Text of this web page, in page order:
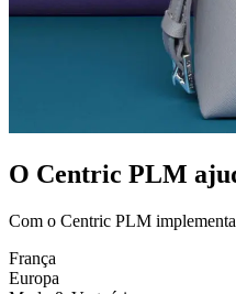
O Centric PLM
Com o Centric PLM
França
Europa